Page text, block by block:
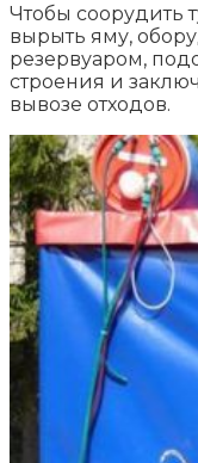
Чтобы соорудить
вырыть яму,
резервуаром,
строения и
вывозе отходов.